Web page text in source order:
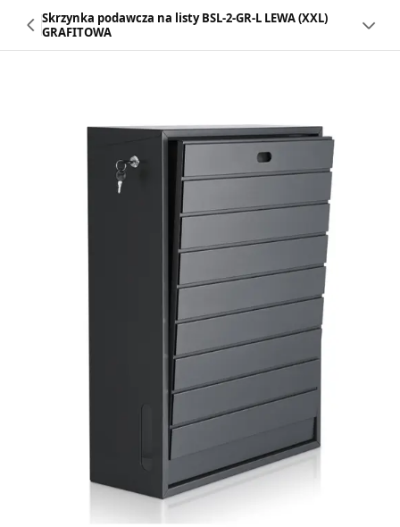
Skrzynka podawcza na listy BSL-2-GR-L LEWA (XXL)
GRAFITOWA